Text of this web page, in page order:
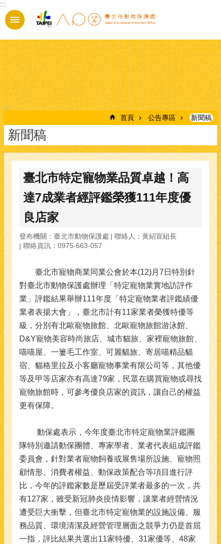
跳到主要內容區塊
:::
:::
首頁 公告專區 新聞稿
新聞稿
臺北市特定寵物業品質卓越！高
達7成業者經評鑑榮獲111年度優
良店家
發布機關：臺北市動物保護處
聯絡人：黃紹宣組長
聯絡資訊：0975-663-057
臺北市寵物商業同業公會於本(12)月7日特別針
對臺北市動物保護處辦理「特定寵物業實地訪評作
業」評鑑結果舉辦111年度「特定寵物業者評鑑績優
業者表揚大會」，臺北市計有11家業者榮獲特優等
級，分別有北歐寵物旅館、北歐寵物旅館游泳館、
D&Y寵物美容時尚旅店、城市貓旅、家裡寵物旅館、
喵喵屋、一簍毛工作室、可麗貓旅、寄居喵精品貓
宿、貓格里拉及小客廳寵物事業有限公司等，其他優
等及甲等店家亦有高達79家，民眾在購買寵物或尋找
寵物旅館時，可參考優良店家的資訊，讓自己的權益
更有保障。
動保處表示，今年度臺北市特定寵物業評鑑團
隊特別邀請動保團體、專家學者、業者代表組成評鑑
委員會，針對業者寵物飼養或展售場所設施、寵物照
顧情形、消費者權益、動保政策配合等項目進行評
比，今年的評鑑家數是歷屆受評業者最多的一次，共
有127家，雖受新冠肺炎疫情影響，讓業者經營情況
遭受巨大衝擊，但臺北市特定寵物業的設施設備、服
務品質、環境清潔及經營管理層面之競爭力仍是首屈
一指，評比結果共選出11家特優、31家優等、48家